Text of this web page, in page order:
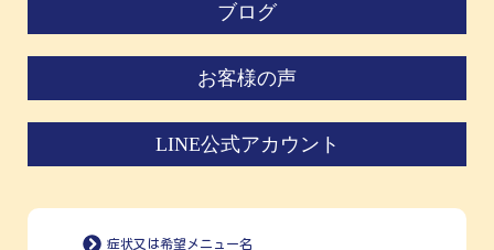
ブログ
お客様の声
LINE公式アカウント
症状又は希望メニュー名